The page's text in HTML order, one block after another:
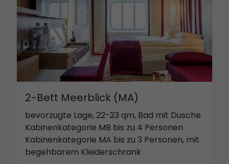
2-Bett Meerblick (MA)
bevorzugte Lage, 22-23 qm, Bad mit Dusche
Kabinenkategorie MB bis zu 4 Personen
Kabinenkategorie MA bis zu 3 Personen, mit
begehbarem Kleiderschrank